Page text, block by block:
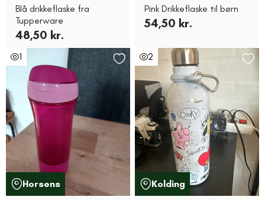
Blå drikkeflaske fra
Tupperware
48,50 kr.
Pink Drikkeflaske til børn
54,50 kr.
1
Horsens
2
Kolding